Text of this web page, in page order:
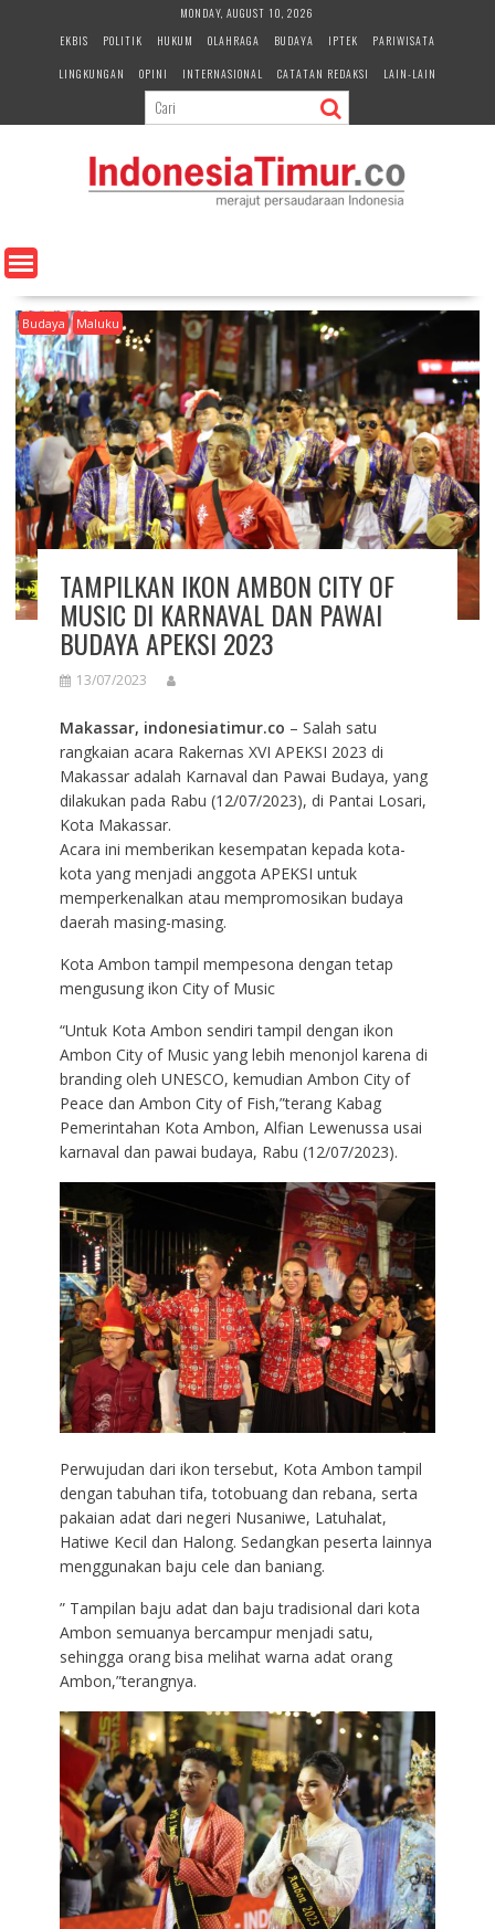
e
n
MONDAY, AUGUST 10, 2026
EKBIS
POLITIK HUKUM OLAHRAGA BUDAYA IPTEK
PARIWISATA
LINGKUNGAN
OPINI INTERNASIONAL CATATAN REDAKSI LAIN-LAIN
Budaya Maluku
TAMPILKAN IKON AMBON CITY OF
MUSIC DI KARNAVAL DAN PAWAI
BUDAYA APEKSI 2023
13/07/2023
Makassar, indonesiatimur.co – Salah satu
rangkaian acara Rakernas XVI APEKSI 2023 di
Makassar adalah Karnaval dan Pawai Budaya, yang
dilakukan pada Rabu (12/07/2023), di Pantai Losari,
Kota Makassar.
Acara ini memberikan kesempatan kepada kota-
kota yang menjadi anggota APEKSI untuk
memperkenalkan atau mempromosikan budaya
daerah masing-masing.
Kota Ambon tampil mempesona dengan tetap
mengusung ikon City of Music
“Untuk Kota Ambon sendiri tampil dengan ikon
Ambon City of Music yang lebih menonjol karena di
branding oleh UNESCO, kemudian Ambon City of
Peace dan Ambon City of Fish,”terang Kabag
Pemerintahan Kota Ambon, Alfian Lewenussa usai
karnaval dan pawai budaya, Rabu (12/07/2023).
Perwujudan dari ikon tersebut, Kota Ambon tampil
dengan tabuhan tifa, totobuang dan rebana, serta
pakaian adat dari negeri Nusaniwe, Latuhalat,
Hatiwe Kecil dan Halong. Sedangkan peserta lainnya
menggunakan baju cele dan baniang.
” Tampilan baju adat dan baju tradisional dari kota
Ambon semuanya bercampur menjadi satu,
sehingga orang bisa melihat warna adat orang
Ambon,”terangnya.